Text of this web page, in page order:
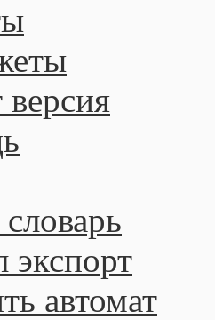
экспорт
автомат